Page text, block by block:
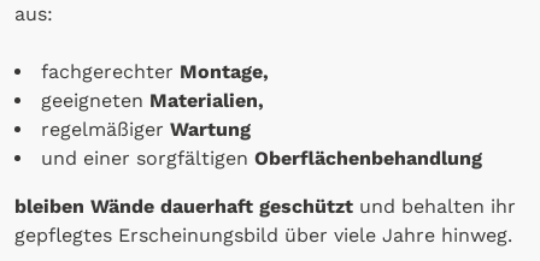
aus:
fachgerechter Montage,
geeigneten Materialien,
regelmäßiger Wartung
und einer sorgfältigen Oberflächenbehandlung
bleiben Wände dauerhaft geschützt und behalten ihr
gepflegtes Erscheinungsbild über viele Jahre hinweg.